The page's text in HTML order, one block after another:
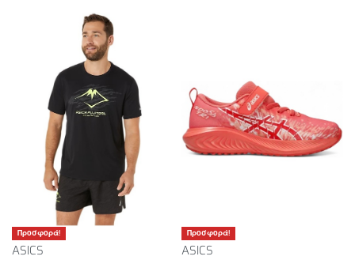
Drop ενδιάμεσης σόλας: 6mm.
Το επάνω μέρος περιέχει τουλάχιστον 50%
ανακυκλωμένο υλικό
Προσφορά!
ASICS
Προσφορά!
ASICS